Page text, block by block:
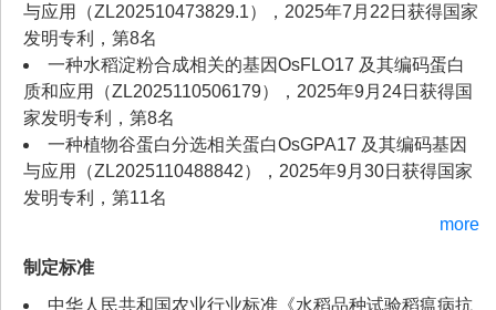
与应用（ZL202510473829.1），2025年7月22日获得国家
发明专利，第8名
一种水稻淀粉合成相关的基因OsFLO17 及其编码蛋白
质和应用（ZL2025110506179），2025年9月24日获得国
家发明专利，第8名
一种植物谷蛋白分选相关蛋白OsGPA17 及其编码基因
与应用（ZL2025110488842），2025年9月30日获得国家
发明专利，第11名
more
制定标准
中华人民共和国农业行业标准《水稻品种试验稻瘟病抗